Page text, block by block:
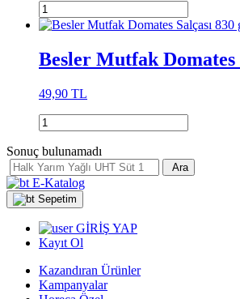
Besler Mutfak Domates
49,90 TL
Sonuç bulunamadı
Ara
E-Katalog
Sepetim
GİRİŞ YAP
Kayıt Ol
Kazandıran Ürünler
Kampanyalar